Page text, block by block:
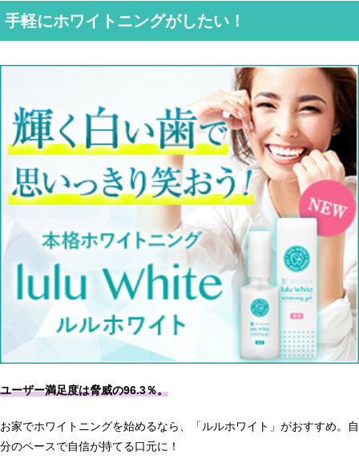
手軽にホワイトニングがしたい！
ユーザー満足度は脅威の96.3％。
お家でホワイトニングを始めるなら、「ルルホワイト」がおすすめ。自
分のペースで自信が持てる口元に！